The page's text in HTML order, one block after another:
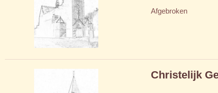
Afgebroken
Christelijk